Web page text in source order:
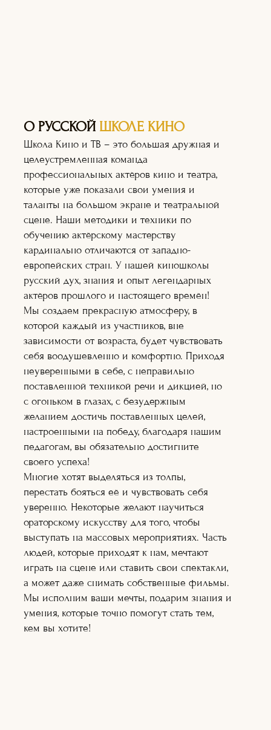
мастерство
Оператор+монт
аж
Режиссура
Художник по
гриму
Теле-
Ораторское
искусство
Кинопроект+съё
Сценарное дело
Видеоблогер
Журналистика
Подробнее
Подробне
е
Подробнее
Подробнее
Подробне
е
Подробне
е
Подробнее
Подробнее
О РУССКОЙ ШКОЛЕ КИНО
Школа Кино и ТВ – это большая дружная и
целеустремленная команда
профессиональных актёров кино и театра,
которые уже показали свои умения и
таланты на большом экране и театральной
сцене. Наши методики и техники по
обучению актёрскому мастерству
кардинально отличаются от западно-
европейских стран. У нашей киношколы
русский дух, знания и опыт легендарных
актёров прошлого и настоящего времён!
Мы создаем прекрасную атмосферу, в
которой каждый из участников, вне
зависимости от возраста, будет чувствовать
себя воодушевленно и комфортно. Приходя
неуверенными в себе, с неправильно
поставленной техникой речи и дикцией, но
с огоньком в глазах, с безудержным
желанием достичь поставленных целей,
настроенными на победу, благодаря нашим
педагогам, вы обязательно достигните
своего успеха!
Многие хотят выделяться из толпы,
перестать бояться её и чувствовать себя
уверенно. Некоторые желают научиться
ораторскому искусству для того, чтобы
выступать на массовых мероприятиях. Часть
людей, которые приходят к нам, мечтают
играть на сцене или ставить свои спектакли,
а может даже снимать собственные фильмы.
Мы исполним ваши мечты, подарим знания и
умения, которые точно помогут стать тем,
кем вы хотите!